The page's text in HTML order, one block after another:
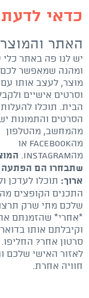
כדאי לדעת
האתר והמוצר
יש לנו פה באתר כלי
ומהנה שמאפשר
מוצר, לעצב אותו
וסרטים אישיים
הבית. תוכלו
הסרטים והתמונות
מהמחשב, מהטלפון
מהfacebook או
מהInstagram.
שתבחרו הם הפתעה
ארוך: תוכלו לעדכן
התכנים הקופצים
שלכם מתי שרק
*אחרי* שהזמנתם
וקיבלתם אותו
סרטון אחר?
לאזור האישי שלכם
חוויה אחרת.